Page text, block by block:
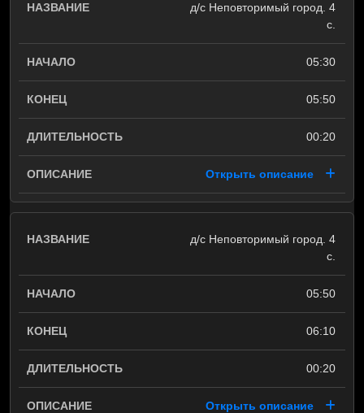
д/с Неповторимый город. 4
с.
05:30
05:50
00:20
Открыть описание
д/с Неповторимый город. 4
с.
05:50
06:10
00:20
Открыть описание